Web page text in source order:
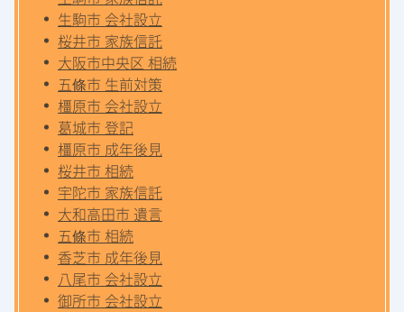
生駒市 会社設立
桜井市 家族信託
大阪市中央区 相続
五條市 生前対策
橿原市 会社設立
葛城市 登記
橿原市 成年後見
桜井市 相続
宇陀市 家族信託
大和高田市 遺言
五條市 相続
香芝市 成年後見
八尾市 会社設立
御所市 会社設立